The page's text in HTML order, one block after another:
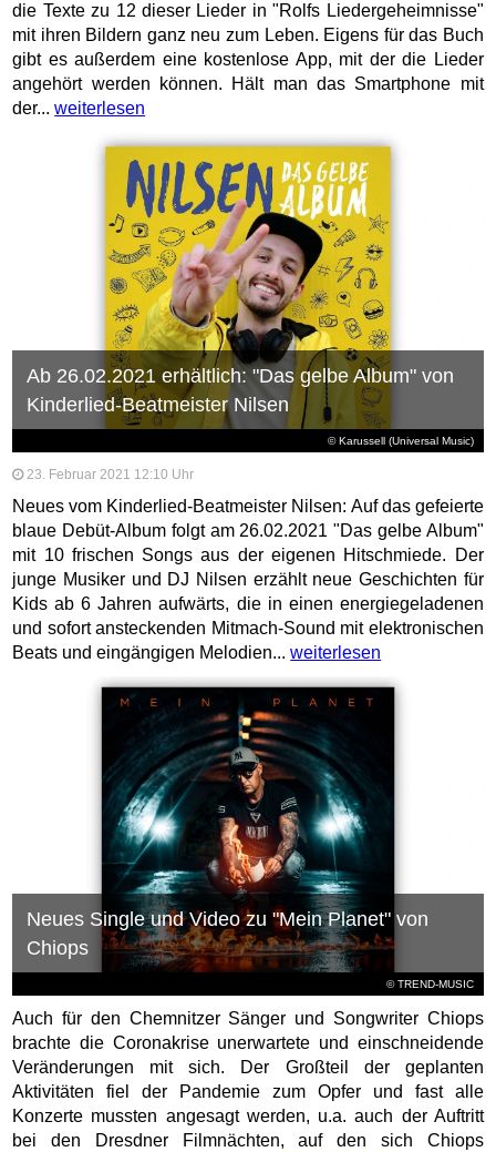
die Texte zu 12 dieser Lieder in "Rolfs Liedergeheimnisse"
mit ihren Bildern ganz neu zum Leben. Eigens für das Buch
gibt es außerdem eine kostenlose App, mit der die Lieder
angehört werden können. Hält man das Smartphone mit
der...weiterlesen
© Karussell (Universal Music)
Ab 26.02.2021 erhältlich: "Das gelbe Album" von
Kinderlied-Beatmeister Nilsen
23. Februar 2021 12:10 Uhr
Neues vom Kinderlied-Beatmeister Nilsen: Auf das gefeierte
blaue Debüt-Album folgt am 26.02.2021 "Das gelbe Album"
mit 10 frischen Songs aus der eigenen Hitschmiede. Der
junge Musiker und DJ Nilsen erzählt neue Geschichten für
Kids ab 6 Jahren aufwärts, die in einen energiegeladenen
und sofort ansteckenden Mitmach-Sound mit elektronischen
Beats und eingängigen Melodien...weiterlesen
© TREND-MUSIC
Neues Single und Video zu "Mein Planet" von
Chiops
Auch für den Chemnitzer Sänger und Songwriter Chiops
brachte die Coronakrise unerwartete und einschneidende
Veränderungen mit sich. Der Großteil der geplanten
Aktivitäten fiel der Pandemie zum Opfer und fast alle
Konzerte mussten angesagt werden, u.a. auch der Auftritt
bei den Dresdner Filmnächten, auf den sich Chiops